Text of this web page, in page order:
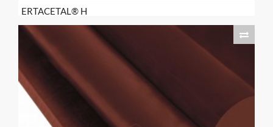
ERTACETAL® H